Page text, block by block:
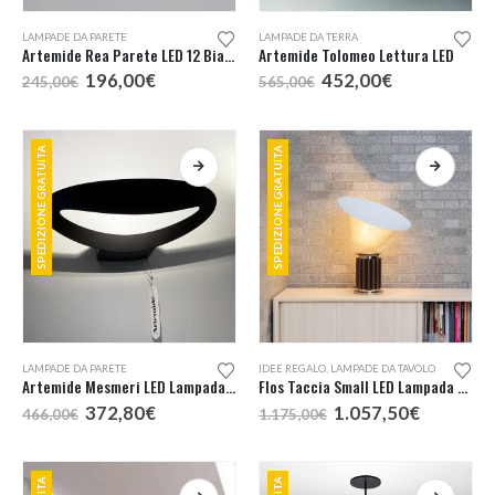
LAMPADE DA PARETE
Artemide Rea Parete LED 12 Bianca
245,00€ Il
prezzo
era:
196,00€Il
è:
196,00€.
prodotto
Le
opzioni
possono
essere
scelte
nella
pagina
del
prodotto
LAMPADE DA TERRA
Artemide Tolomeo Lettura LED
565,00€ Il
prezzo
era:
565,00€.
452,00€Il
è:
452,00€.
SPEDIZIONE GRATUITA
LAMPADE DA PARETE
Artemide Mesmeri LED Lampada Parete Nero
466,00€ Il
prezzo
era:
372,80€Il
è:
372,80€.
SPEDIZIONE GRATUITA
prodotto
Le
IDEE REGALO LAMPADE DA TAVOLO
Flos Taccia Small LED Lampada Tavolo
1.175,00€ Il
prezzo
1.175,00€.
1.057,50€Il